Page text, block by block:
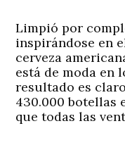
Limpió por
inspirándose en
cerveza
está de moda en
resultado es
430.000 botellas
que todas las